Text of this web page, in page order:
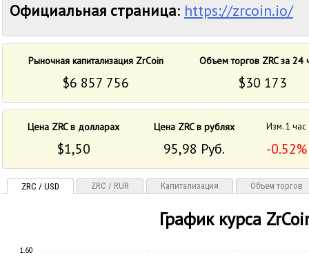
Официальная страница: https://zrcoin.io/
Рыночная капитализация ZrCoin Объем торгов ZRC за 24
$6 857 756 $30 173
Цена ZRC в долларах Цена ZRC в рублях Изм. 1 час
$1,50 95,98 Руб. -0.52%
ZRC / USD ZRC / RUR Капитализация Объем торгов
График курса
1.60